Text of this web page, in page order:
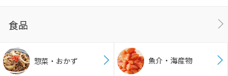
食品
惣菜・おかず 魚介・海産物